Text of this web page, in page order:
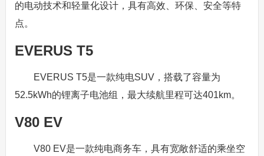
的电动技术和轻量化设计，具有高效、环保、安全等特
点。
EVERUS T5
EVERUS T5是一款纯电SUV，搭载了容量为
52.5kWh的锂离子电池组，最大续航里程可达401km。
V80 EV
V80 EV是一款纯电商务车，具有宽敞舒适的乘坐空